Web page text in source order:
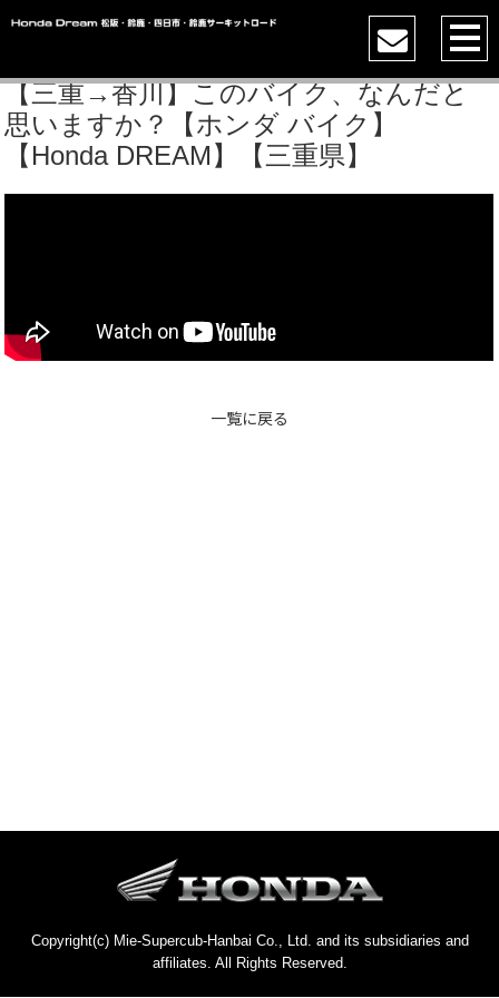
【三重→香川】このバイク、なんだと
思いますか？【ホンダ バイク】
【Honda DREAM】【三重県】
一覧に戻る
Copyright(c) Mie-Supercub-Hanbai Co., Ltd. and its subsidiaries and
affiliates. All Rights Reserved.